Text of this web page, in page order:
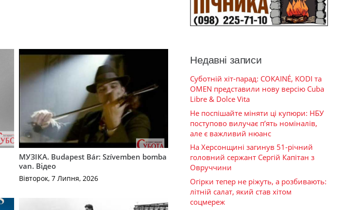
МУЗІКА. Budapest Bár: Szívemben bomba
van. Відео
Вівторок, 7 Липня, 2026
Недавні записи
Суботній хіт-парад: COKAINÉ, KODI та
OMEN представили нову версію Cuba
Libre & Dolce Vita
Не поспішайте міняти ці купюри: НБУ
поступово вилучає п’ять номіналів,
але є важливий нюанс
На Херсонщині загинув 51-річний
головний сержант Сергій Капітан з
Овруччини
Огірки тепер не ріжуть, а розбивають:
літній салат, який став хітом
соцмереж